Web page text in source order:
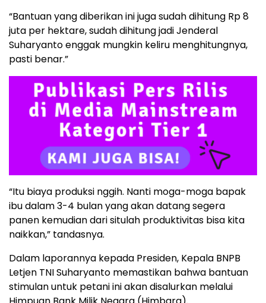
“Bantuan yang diberikan ini juga sudah dihitung Rp 8
juta per hektare, sudah dihitung jadi Jenderal
Suharyanto enggak mungkin keliru menghitungnya,
pasti benar.”
“Itu biaya produksi nggih. Nanti moga-moga bapak
ibu dalam 3-4 bulan yang akan datang segera
panen kemudian dari situlah produktivitas bisa kita
naikkan,” tandasnya.
Dalam laporannya kepada Presiden, Kepala BNPB
Letjen TNI Suharyanto memastikan bahwa bantuan
stimulan untuk petani ini akan disalurkan melalui